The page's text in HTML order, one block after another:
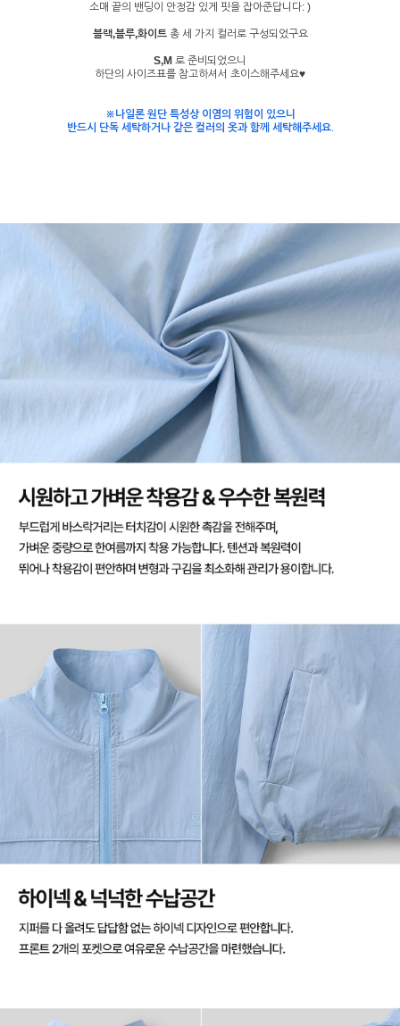
소매 끝의 밴딩이 안정감 있게 핏을 잡아준답니다: )
블랙,블루,화이트총 세 가지 컬러로 구성되었구요
S,M 로 준비되었으니
하단의 사이즈표를 참고하셔서 초이스해주세요♥
※나일론 원단 특성상 이염의 위험이 있으니
반드시 단독 세탁하거나 같은 컬러의 옷과 함께 세탁해주세요.